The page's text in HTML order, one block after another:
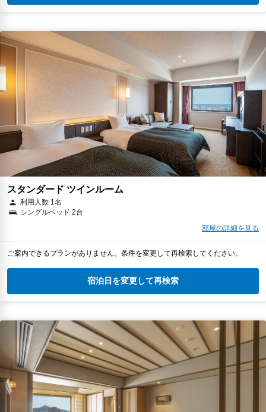
スタンダード ツインルーム
利用人数 1名
シングルベッド 2台
部屋の詳細を見る
ご案内できるプランがありません。条件を変更して再検索してください。
宿泊日を変更して再検索